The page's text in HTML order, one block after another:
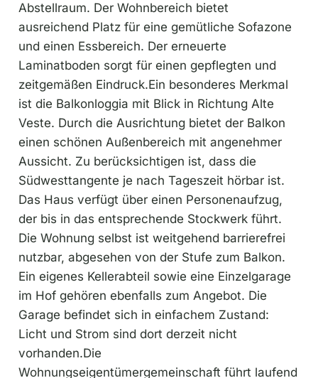
Abstellraum. Der Wohnbereich bietet
ausreichend Platz für eine gemütliche Sofazone
und einen Essbereich. Der erneuerte
Laminatboden sorgt für einen gepflegten und
zeitgemäßen Eindruck.Ein besonderes Merkmal
ist die Balkonloggia mit Blick in Richtung Alte
Veste. Durch die Ausrichtung bietet der Balkon
einen schönen Außenbereich mit angenehmer
Aussicht. Zu berücksichtigen ist, dass die
Südwesttangente je nach Tageszeit hörbar ist.
Das Haus verfügt über einen Personenaufzug,
der bis in das entsprechende Stockwerk führt.
Die Wohnung selbst ist weitgehend barrierefrei
nutzbar, abgesehen von der Stufe zum Balkon.
Ein eigenes Kellerabteil sowie eine Einzelgarage
im Hof gehören ebenfalls zum Angebot. Die
Garage befindet sich in einfachem Zustand:
Licht und Strom sind dort derzeit nicht
vorhanden.Die
Wohnungseigentümergemeinschaft führt laufend